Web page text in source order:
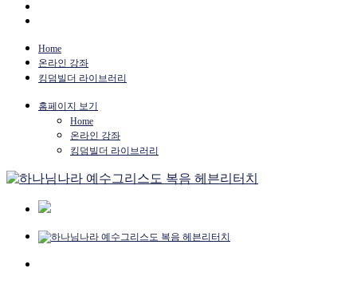
Home
온라인 강좌
킹덤빌더 라이브러리
홈페이지 보기
Home
온라인 강좌
킹덤빌더 라이브러리